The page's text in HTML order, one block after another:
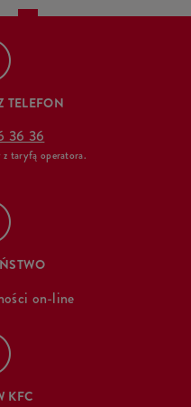
TELEFON
36 36
z taryfą operatora.
on-line
KFC